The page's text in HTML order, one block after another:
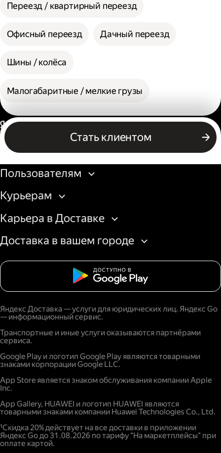
Переезд / квартирный переезд
Офисный переезд Дачный переезд
Шины / колёса
Малогабаритные / мелкие грузы
Стать клиентом
Россия
Бизнесу
Пользователям
Курьерам
Карьера в Доставке
Доставка в вашем городе
Яндекс Доставка — услуги для юридических лиц. Яндекс Go
— информационный сервис.
Транспортные и иные услуги оказываются партнёрами
сервиса.
Google Play и логотип Google Play являются товарными
знаками корпорации Google LLC.
App Store является знаком обслуживания компании Apple
Inc.
App Gallery, HUAWEI и логотип HUAWEI являются
товарными знаками компании Huawei Technologies Co., Ltd.
¹Скидка 20% действует на все доставки в приложении
Яндекс Go до 31.08.2026 по тарифу "На маркетплейсы" при
оплате картой.